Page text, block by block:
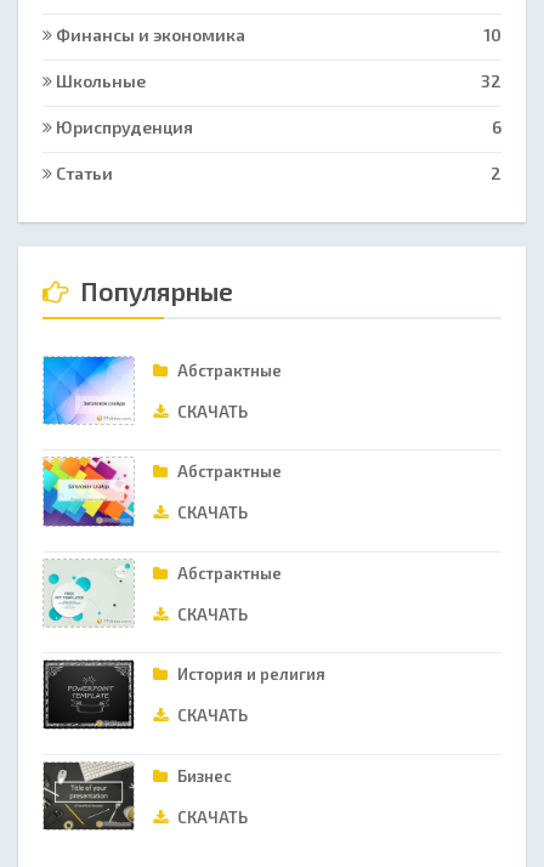
Финансы и экономика 10
Школьные 32
Юриспруденция 6
Статьи 2
Популярные
Абстрактные
СКАЧАТЬ
Абстрактные
СКАЧАТЬ
Абстрактные
СКАЧАТЬ
История и религия
СКАЧАТЬ
Бизнес
СКАЧАТЬ